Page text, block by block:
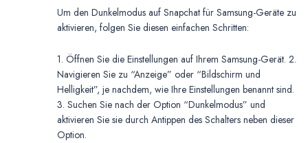
Um den Dunkelmodus auf Snapchat für Samsung-Geräte zu
aktivieren, folgen Sie diesen einfachen Schritten:
1. Öffnen Sie die Einstellungen auf Ihrem Samsung-Gerät. 2.
Navigieren Sie zu “Anzeige” oder “Bildschirm und
Helligkeit”, je nachdem, wie Ihre Einstellungen benannt sind.
3. Suchen Sie nach der Option “Dunkelmodus” und
aktivieren Sie sie durch Antippen des Schalters neben dieser
Option.